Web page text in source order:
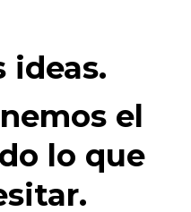
ideas.
el
lo que